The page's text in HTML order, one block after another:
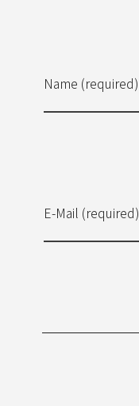
Name (required)
E-Mail (required)